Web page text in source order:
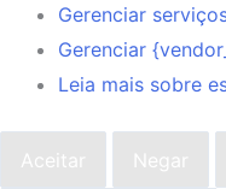
Gerenciar
Gerenciar
Leia mais sobre
Aceitar Negar